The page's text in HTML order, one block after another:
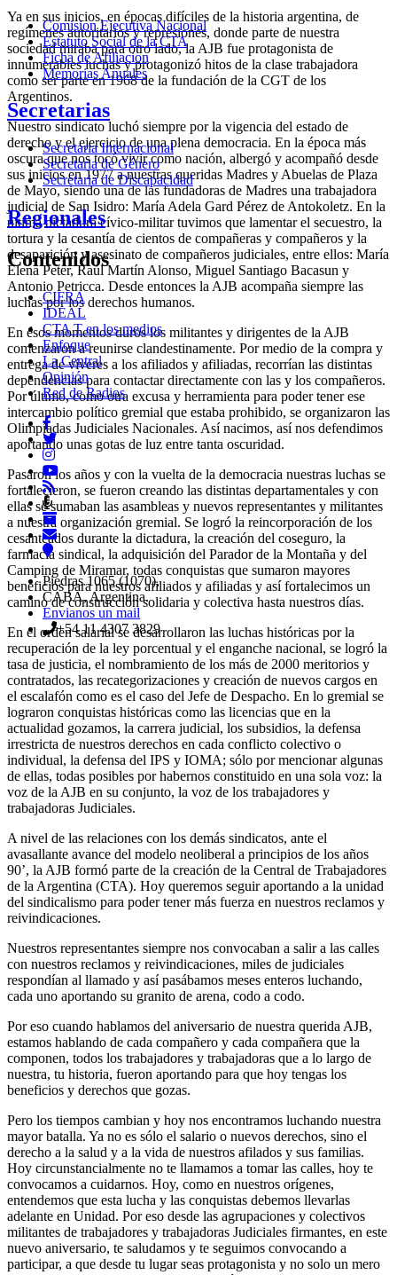
Ya en sus inicios, en épocas difíciles de la historia argentina, de
regímenes autoritarios y represiones, donde parte de nuestra
sociedad miraba para otro lado, la AJB fue protagonista de
innumerables luchas y protagonizó hitos de la clase trabajadora
como ser parte en 1968 de la fundación de la CGT de los
Argentinos.
Nuestro sindicato luchó siempre por la vigencia del estado de
derecho y el ejercicio de una plena democracia. En la época más
oscura que nos tocó vivir como nación, albergó y acompañó desde
sus inicios en 1977 a nuestras queridas Madres y Abuelas de Plaza
de Mayo, siendo una de las fundadoras de Madres una trabajadora
judicial de San Isidro: María Adela Gard Pérez de Antokoletz. En la
última dictadura cívico-militar tuvimos que lamentar el secuestro, la
tortura y la cesantía de cientos de compañeras y compañeros y la
desaparición y asesinato de compañeros judiciales, entre ellos: María
Elena Peter, Raúl Martín Alonso, Miguel Santiago Bacasun y
Antonio Petricca. Desde entonces la AJB acompaña siempre las
luchas por los derechos humanos.
En ésos momentos duros los militantes y dirigentes de la AJB
comenzaron a reunirse clandestinamente. Por medio de la compra y
entrega de víveres a los afiliados y afiliadas, recorrían las distintas
dependencias para contactar directamente con las y los compañeros.
Por último, como otra excusa y herramienta para poder tener ese
intercambio político gremial que estaba prohibido, se organizaron las
Olimpíadas Judiciales Nacionales. Así nacimos, así nos defendimos
aportando unas gotas de luz entre tanta oscuridad.
Pasaron los años y con la vuelta de la democracia nuestras luchas se
fortalecieron, se fueron creando las distintas departamentales y con
ellas se sumaban las asambleas y nuevos representantes y militantes
a nuestra organización gremial. Se logró la reincorporación de los
cesanteados durante la dictadura, la creación del coseguro, la
farmacia sindical, la adquisición del Parador de la Montaña y del
Camping de Miramar, todas conquistas que sumaron mayores
beneficios para nuestros afiliados y afiliadas y así fortalecimos un
camino de construcción solidaria y colectiva hasta nuestros días.
En el orden salarial se desarrollaron las luchas históricas por la
recuperación de la ley porcentual y el enganche nacional, se logró la
tasa de justicia, el nombramiento de los más de 2000 meritorios y
contratados, las recategorizaciones y creación de nuevos cargos en
el escalafón como es el caso del Jefe de Despacho. En lo gremial se
lograron conquistas históricas como las licencias que en la
actualidad gozamos, la carrera judicial, los subsidios, la defensa
irrestricta de nuestros derechos en cada conflicto colectivo o
individual, la defensa del IPS y IOMA; sólo por mencionar algunas
de ellas, todas posibles por habernos constituido en una sola voz: la
voz de la AJB en su conjunto, la voz de los trabajadores y
trabajadoras Judiciales.
A nivel de las relaciones con los demás sindicatos, ante el
avasallante avance del modelo neoliberal a principios de los años
90’, la AJB formó parte de la creación de la Central de Trabajadores
de la Argentina (CTA). Hoy queremos seguir aportando a la unidad
del sindicalismo para poder tener más fuerza en nuestros reclamos y
reivindicaciones.
Nuestros representantes siempre nos convocaban a salir a las calles
con nuestros reclamos y reivindicaciones, miles de judiciales
respondían al llamado y así pasábamos meses enteros luchando,
cada uno aportando su granito de arena, codo a codo.
Por eso cuando hablamos del aniversario de nuestra querida AJB,
estamos hablando de cada compañero y cada compañera que la
componen, todos los trabajadores y trabajadoras que a lo largo de
nuestra, tu historia, fueron aportando para que hoy tengas los
beneficios y derechos que gozas.
Pero los tiempos cambian y hoy nos encontramos luchando nuestra
mayor batalla. Ya no es sólo el salario o nuevos derechos, sino el
derecho a la salud y a la vida de nuestros afilados y sus familias.
Hoy circunstancialmente no te llamamos a tomar las calles, hoy te
convocamos a cuidarnos. Hoy, como en nuestros orígenes,
entendemos que esta lucha y las conquistas debemos llevarlas
adelante en Unidad. Por eso desde las agrupaciones y colectivos
militantes de trabajadores y trabajadoras Judiciales firmantes, en este
nuevo aniversario, te saludamos y te seguimos convocando a
participar, a que desde tu lugar seas protagonista y no solo un mero
Comision Ejecutiva Nacional
Estatuto Social de la CTA
Ficha de Afiliacion
Memorias Anuales
Secretarias
Secretaria Internacional
Secretaria de Género
Secretaria de Discapacidad
Regionales
Contenidos
CIFRA
IDEAL
CTA T en los medios
Enfoque
La Central
Opinión
Red de Radios
Piedras 1065 (1070),
CABA, Argentina.
Envianos un mail
+54 11 4307 3829